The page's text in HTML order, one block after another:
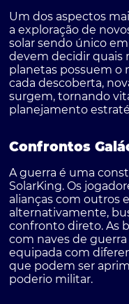
Um dos aspectos
a exploração de
solar sendo único
devem decidir quais
planetas possuem o
cada descoberta,
surgem, tornando
planejamento
Confrontos
A guerra é uma
SolarKing. Os
alianças com outros
alternativamente,
confronto direto. As
com naves de
equipada com
que podem ser
poderio militar.